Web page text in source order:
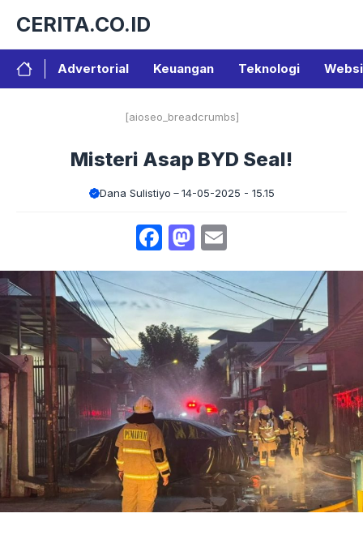
isi
CERITA.CO.ID
Advertorial Keuangan Teknologi
[aioseo_breadcrumbs]
Misteri Asap BYD Seal!
Dana Sulistiyo 14-05-2025 - 15.15
Facebook
Mastodon